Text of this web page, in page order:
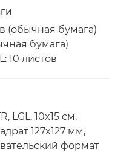
(обычная бумага)
бумага)
10 листов
LGL, 10x15 см,
127x127 мм,
формат